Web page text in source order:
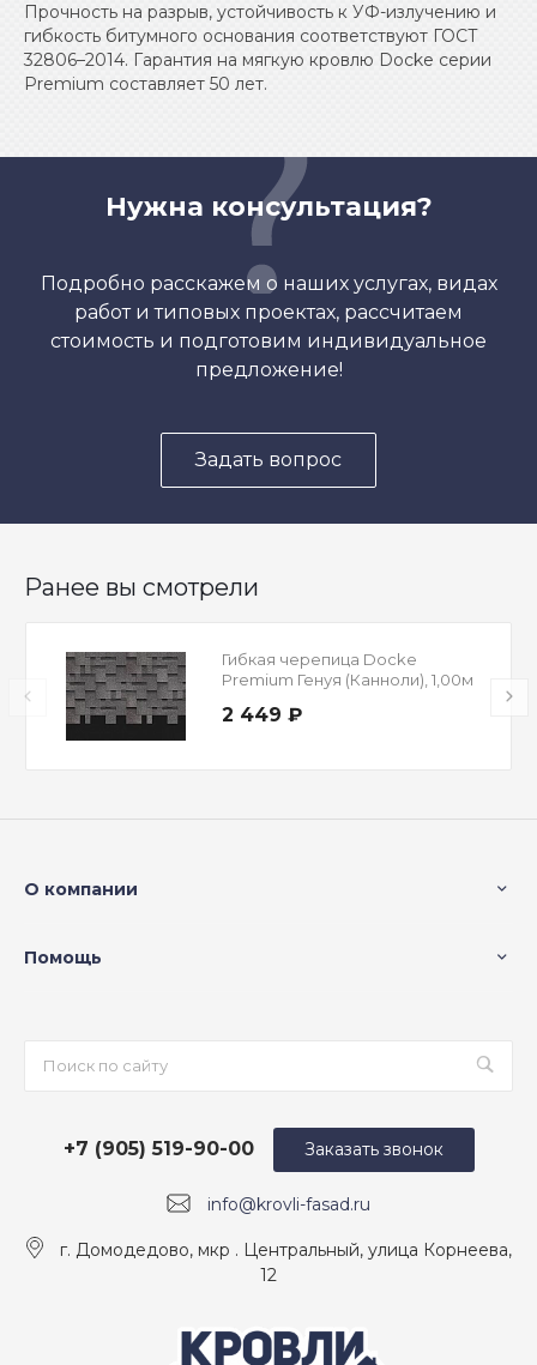
Прочность на разрыв, устойчивость к УФ-излучению и
гибкость битумного основания соответствуют ГОСТ
32806–2014. Гарантия на мягкую кровлю Docke серии
Premium составляет 50 лет.
Нужна консультация?
Подробно расскажем о наших услугах, видах
работ и типовых проектах, рассчитаем
стоимость и подготовим индивидуальное
предложение!
Задать вопрос
Ранее вы смотрели
Гибкая черепица Docke
Premium Генуя (Канноли), 1,00м
2 449 ₽
О компании
Помощь
info@krovli-fasad.ru
+7 (905) 519-90-00
г. Домодедово, мкр . Центральный, улица Корнеева,
12
Заказать звонок